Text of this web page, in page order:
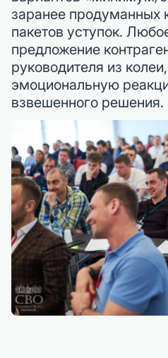
заранее продуманных
пакетов уступок.
предложение
руководителя из
эмоциональную
взвешенного решения.